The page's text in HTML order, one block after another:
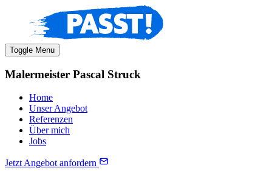
Toggle Menu
Malermeister Pascal Struck
Home
Unser Angebot
Referenzen
Über mich
Jobs
Jetzt Angebot anfordern